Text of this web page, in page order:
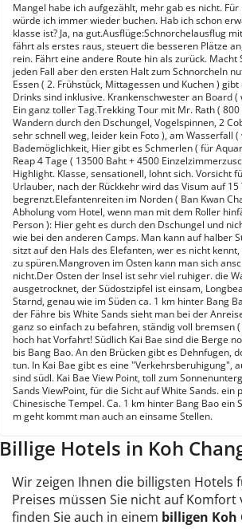
Mangel habe ich aufgezählt, mehr gab es nicht.
würde ich immer wieder buchen. Hab ich schon
klasse ist? Ja, na gut.Ausflüge:Schnorchelausflug
fährt als erstes raus, steuert die besseren Plätze
rein. Fährt eine andere Route hin als zurück.
jeden Fall aber den ersten Halt zum Schnorcheln
Essen ( 2. Frühstück, Mittagessen und Kuchen )
Drinks sind inklusive. Krankenschwester an Board
Ein ganz toller Tag.Trekking Tour mit Mr. Rath (
Wandern durch den Dschungel, Vogelspinnen, 2
sehr schnell weg, leider kein Foto ), am Wasserfall
Bademöglichkeit, Hier gibt es Schmerlen ( für
Reap 4 Tage ( 13500 Baht + 4500
Highlight. Klasse, sensationell, lohnt sich. Vorsicht
Urlauber, nach der Rückkehr wird das Visum auf 15
begrenzt.Elefantenreiten im Norden ( Ban Kwan
Abholung vom Hotel, wenn man mit dem Roller
Person ): Hier geht es durch den Dschungel und
wie bei den anderen Camps. Man kann auf halber
sitzt auf den Hals des Elefanten, wer es nicht
zu spüren.Mangroven im Osten kann man sich
nicht.Der Osten der Insel ist sehr viel ruhiger. die
ausgetrocknet, der Südostzipfel ist einsam,
Starnd, genau wie im Süden ca. 1 km hinter Bang
der Fähre bis White Sands sieht man bei der
ganz so einfach zu befahren, ständig voll bremsen
hoch hat Vorfahrt! Südlich Kai Bae sind die Berge
bis Bang Bao. An den Brücken gibt es Dehnfugen,
tun. In Kai Bae gibt es eine "Verkehrsberuhigung",
sind südl. Kai Bae View Point, toll zum
Sands ViewPoint, für die Sicht auf White Sands. ein
Chinesische Tempel. Ca. 1 km hinter Bang Bao ein
m geht kommt man auch an einsame Stellen.
Billige Hotels in Koh
Wir zeigen Ihnen die billigsten
Preises müssen Sie nicht auf
finden Sie auch in einem billigen Koh